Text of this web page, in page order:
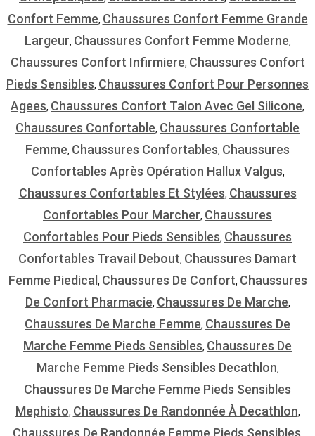
Confort Femme, Chaussures Confort Femme Grande
Largeur, Chaussures Confort Femme Moderne,
Chaussures Confort Infirmiere, Chaussures Confort
Pieds Sensibles, Chaussures Confort Pour Personnes
Agees, Chaussures Confort Talon Avec Gel Silicone,
Chaussures Confortable, Chaussures Confortable
Femme, Chaussures Confortables, Chaussures
Confortables Après Opération Hallux Valgus,
Chaussures Confortables Et Stylées, Chaussures
Confortables Pour Marcher, Chaussures
Confortables Pour Pieds Sensibles, Chaussures
Confortables Travail Debout, Chaussures Damart
Femme Piedical, Chaussures De Confort, Chaussures
De Confort Pharmacie, Chaussures De Marche,
Chaussures De Marche Femme, Chaussures De
Marche Femme Pieds Sensibles, Chaussures De
Marche Femme Pieds Sensibles Decathlon,
Chaussures De Marche Femme Pieds Sensibles
Mephisto, Chaussures De Randonnée À Decathlon,
Chaussures De Randonnée Femme Pieds Sensibles